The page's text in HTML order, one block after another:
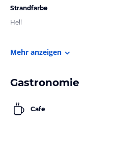
Strandfarbe
Hell
Mehr anzeigen
Gastronomie
Cafe